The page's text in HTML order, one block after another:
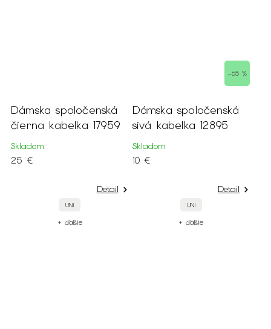
Dámska spoločenská
čierna kabelka 17959
Skladom
25 €
Detail
UNI
+ ďalšie
–65 %
Dámska spoločenská
sivá kabelka 12895
Skladom
10 €
Detail
UNI
+ ďalšie